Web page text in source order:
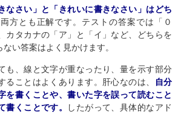
なさい」と「きれいに書きなさい」はどち
両方とも正解です。テストの答案では「０
カタカナの「ア」と「イ」など、どちらを
い答案はよく見かけます。
も、線と文字が重なったり、量を示す部分
ることはよくあります。肝心なのは、
自分
を書くことや、書いた字を誤って読むこと
書くことです。
したがって、具体的なアド